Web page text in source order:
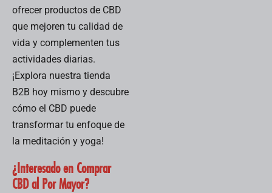
ofrecer productos de CBD
que mejoren tu calidad de
vida y complementen tus
actividades diarias.
¡Explora nuestra tienda
B2B hoy mismo y descubre
cómo el CBD puede
transformar tu enfoque de
la meditación y yoga!
¿Interesado en Comprar
CBD al Por Mayor?